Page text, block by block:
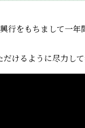
をもちまして一年
けるように尽力し